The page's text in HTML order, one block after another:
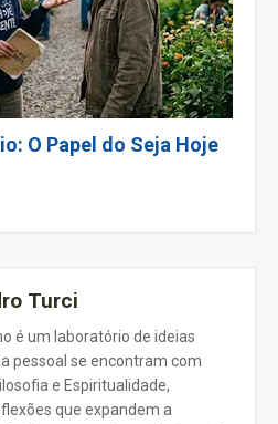
O Papel do Seja Hoje
Turci
é um laboratório de ideias
pessoal se encontram com
e Espiritualidade,
que expandem a